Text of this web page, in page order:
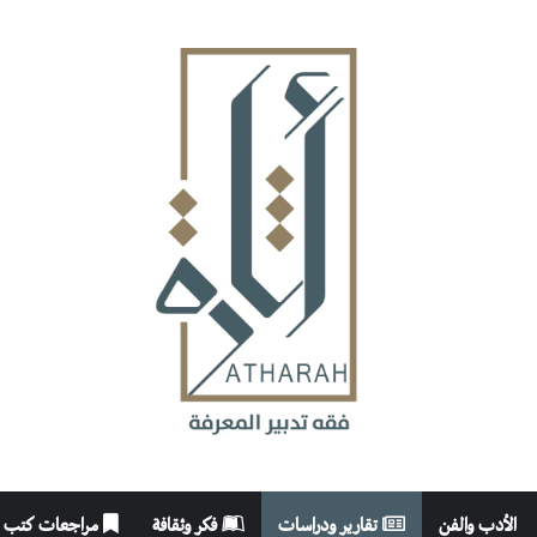
الأدب والفن تقارير ودراسات فكر وثقافة مراجعات كتب